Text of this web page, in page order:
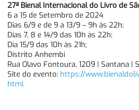
27ª Bienal Internacional do Livro de
6 a 15 de Setembro de 2024
Dias 6/9 e de 9 a 13/9 – 9h às 22h;
Dias 7, 8 e 14/9 das 10h às 22h;
Dia 15/9 das 10h às 21h;
Distrito Anhembi
Rua Olavo Fontoura, 1209 | Santana |
Site do evento: https://www.
html